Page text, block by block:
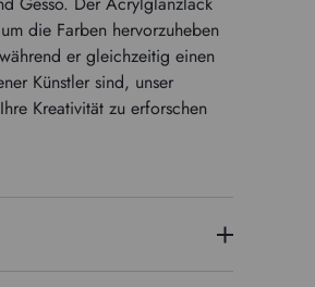
die Farben hervorzuheben
er gleichzeitig einen
Künstler sind, unser
Kreativität zu erforschen